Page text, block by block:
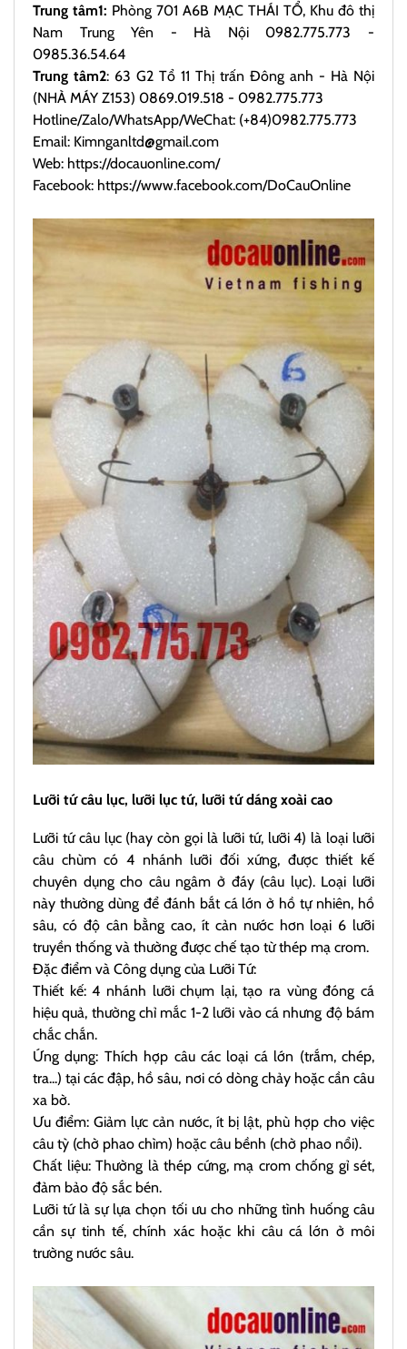
Trung tâm1: Phòng 701 A6B MẠC THÁI TỔ, Khu đô thị
Nam Trung Yên - Hà Nội 0982.775.773 -
0985.36.54.64
Trung tâm2: 63 G2 Tổ 11 Thị trấn Đông anh - Hà Nội
(NHÀ MÁY Z153) 0869.019.518 - 0982.775.773
Hotline/Zalo/WhatsApp/WeChat: (+84)0982.775.773
Email: Kimnganltd@gmail.com
Web: https://docauonline.com/
Facebook: https://www.facebook.com/DoCauOnline
Lưỡi tứ câu lục, lưỡi lục tứ, lưỡi tứ dáng xoài cao
Lưỡi tứ câu lục (hay còn gọi là lưỡi tứ, lưỡi 4) là loại lưỡi
câu chùm có 4 nhánh lưỡi đối xứng, được thiết kế
chuyên dụng cho câu ngâm ở đáy (câu lục). Loại lưỡi
này thường dùng để đánh bắt cá lớn ở hồ tự nhiên, hồ
sâu, có độ cân bằng cao, ít cản nước hơn loại 6 lưỡi
truyền thống và thường được chế tạo từ thép mạ crom.
Đặc điểm và Công dụng của Lưỡi Tứ:
Thiết kế: 4 nhánh lưỡi chụm lại, tạo ra vùng đóng cá
hiệu quả, thường chỉ mắc 1-2 lưỡi vào cá nhưng độ bám
chắc chắn.
Ứng dụng: Thích hợp câu các loại cá lớn (trắm, chép,
tra...) tại các đập, hồ sâu, nơi có dòng chảy hoặc cần câu
xa bờ.
Ưu điểm: Giảm lực cản nước, ít bị lật, phù hợp cho việc
câu tỳ (chờ phao chìm) hoặc câu bềnh (chờ phao nổi).
Chất liệu: Thường là thép cứng, mạ crom chống gỉ sét,
đảm bảo độ sắc bén.
Lưỡi tứ là sự lựa chọn tối ưu cho những tình huống câu
cần sự tinh tế, chính xác hoặc khi câu cá lớn ở môi
trường nước sâu.